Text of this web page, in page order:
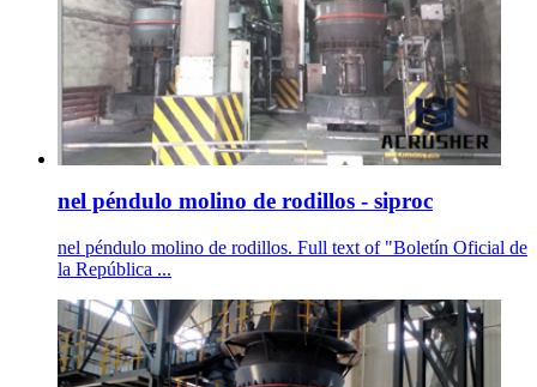
nel péndulo molino de rodillos - siproc
nel péndulo molino de rodillos. Full text of "Boletín Oficial de
la República ...